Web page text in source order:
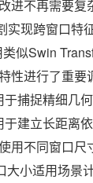
进不再需要复
实现跨窗口特
似Swin
性进行了重要
捕捉精细几
建立长距离
用不同窗口尺
大小适用场景